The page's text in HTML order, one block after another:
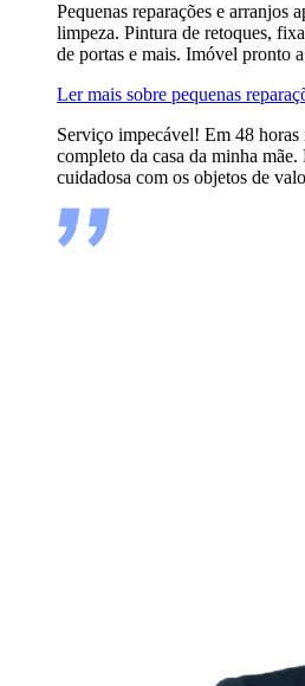
Pequenas reparações e arranjos
limpeza. Pintura de retoques,
de portas e mais. Imóvel pronto
Ler mais sobre pequenas
Serviço impecável! Em 48 horas
completo da casa da minha
cuidadosa com os objetos de